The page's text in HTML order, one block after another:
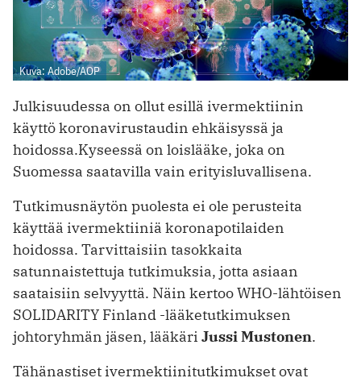
Kuva: Adobe/AOP
Julkisuudessa on ollut esillä ivermektiinin
käyttö koronavirustaudin ehkäisyssä ja
hoidossa.Kyseessä on loislääke, joka on
Suomessa saatavilla vain erityisluvallisena.
Tutkimusnäytön puolesta ei ole perusteita
käyttää ivermektiiniä korona­potilaiden
hoidossa. Tarvittaisiin tasokkaita
satunnaistettuja tutkimuksia, jotta asiaan
saataisiin selvyyttä. Näin kertoo WHO-lähtöisen
SOLIDARITY Finland -lääketutkimuksen
johtoryhmän jäsen, lääkäri Jussi Mustonen.
Tähänastiset ivermektiinitutkimukset ovat